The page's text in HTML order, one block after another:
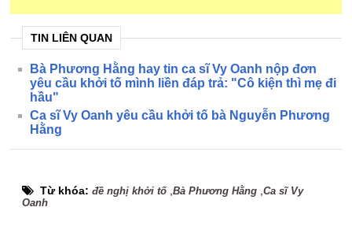
TIN LIÊN QUAN
Bà Phương Hằng hay tin ca sĩ Vy Oanh nộp đơn
yêu cầu khởi tố mình liền đáp trả: "Cô kiện thì mẹ đi
hầu"
Ca sĩ Vy Oanh yêu cầu khởi tố bà Nguyễn Phương
Hằng
Từ khóa:đề nghị khởi tố,Bà Phương Hằng ,Ca sĩ Vy
Oanh